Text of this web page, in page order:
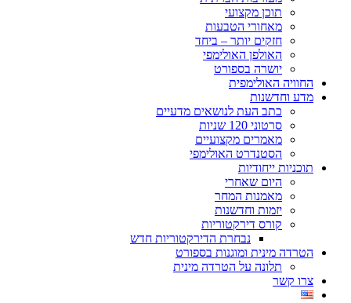
תוכן מקצועי
מאחורי הטבעות
חזקים יותר – ביחד
האולפן האולימפי
יושרה בספורט
החוויה האולימפית
מדע וחדשנות
כתב העת לנושאים מדעיים
סרטוני 120 שניות
מאמרים מקצועיים
הסטנדרט האולימפי
תוכניות ייחודיות
היום שאחרי
מאמנות המחר
יזמות וחדשנות
קורס דירקטוריות
נבחרת הדירקטוריות חדש
הטרדה מינית ומוגנות בספורט
תלונה על הטרדה מינית
צרו קשר